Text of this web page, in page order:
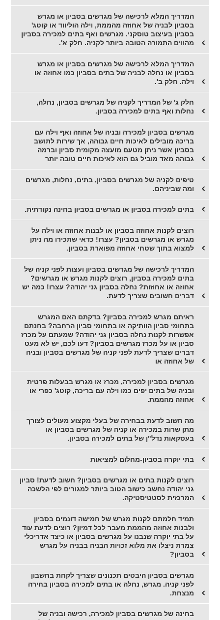
המדריך המלא לרכישה של מגרשים בסביון או מגרש
בסביון לבניה של אחוזה מהממת, וילה הוליווד או קוטג'
בסביון בעיצוב טוסקני. מגרשים ואף בתים למכירה בסביון
מהווים התמורה הטובה ביותר לקניה. חלק א'.
המדריך המלא לרכישה של מגרשים בסביון או מגרש
בסביון או נחלה לבניה של בתים בסביון כמו אחוזה או
וילה. חלק ב'.
חלק ג' של המדריך לקניה של מגרשים בסביון, נחלה,
נחלות ואף בתים למכירה בסביון.
מגרשים בסביון למכירה ובניה של אחוזה ואף וילה עם
בריכה מובילים לאיכות חיים גבוהה, אך שירות לתושב
בסביון אשר ניתן מטעם מועצה מקומית סביון וברמה
גבוהה מאד מוביל גם הוא לאיכות חיים טובה יותר
טיפים לקניה של מגרשים בסביון, בתים, נחלות, מגרשים
ומה שביניהם.
בתים למכירה בסביון או מגרשים בסביון בחינה נקודתית.
רוצים לקנות אחוזה בסביון או לבנות אחוזה או וילה על
מגרש או מגרשים בסביון? עצרו! כדאי שתכירו מה ניתן
למצוא בתוך שטחי אחוזה מפוארת בסביון.
המדריך לרכישה של מגרשים בסביון ועצות לפני קניה של
בתים למכירה בסביון, רוצים לקנות מגרש או מגרשים?
אחוזה או אחוזות? נחלה בסביון גני יהודה? עצרו! כמה יש
דברים חשובים שצריך לדעת.
ראיתם מגרש למכירה בסביון? בדקתם האם המגרש
בתחומי סביון הוותיקה או בתחומי סביון הרחבה? בחנתם
אפשרות לקנות נחלה בסביון גני יהודה? שמעתם על מכרז
סביון או על מכרז מגרשים בסביון? דעו לכם, יש לא מעט
דברים שצריך לדעת לפני קניה של מגרשים בסביון ובניה
של אחוזה או
מגרשים בסביון למכירה, מכרז או מגרש בבעלות פרטית
ובניה של בתים יפים כמו וילה עם בריכה, קוטג' כפרי או
אחוזה מהממת.
מה חשוב לדעת בבחירה של בעלי מקצוע מעולים לצורך
מתן שרות במכירה או קניה של מגרשים בסביון או
בעסקאות נדל"ן של בתים למכירה בסביון.
בתי יוקרה בסביון-מחלום למציאות
רוצים לקנות בתים או מגרשים בסביון? חשוב לדעת! סביון
גני יהודה נחשב כישוב הטוב ביותר למגורים לפי הלשכה
המרכזית לסטטיסטיקה.
תמיד חלמתם לקנות מגרש של חמישה דונמים בסביון
ולבנות אחוזה מהממת מעבר לכל דמיון? רוצים לדעת עוד
על בתי יוקרה שנבנו על מגרשים בסביון או כיצד אדריכלי
צמרת ניצלו את מלוא זכויות הבניה בבניה על מגרש
בסביון?
מגרשים בסביון היבטים תכנונים שצריך לקחת בחשבון
לפני קניה. מגרש, נחלה או בתים למכירה בסביון בחירה
מנצחת.
בחינה של מגרשים בסביון למכירה, רכישה ובניה של